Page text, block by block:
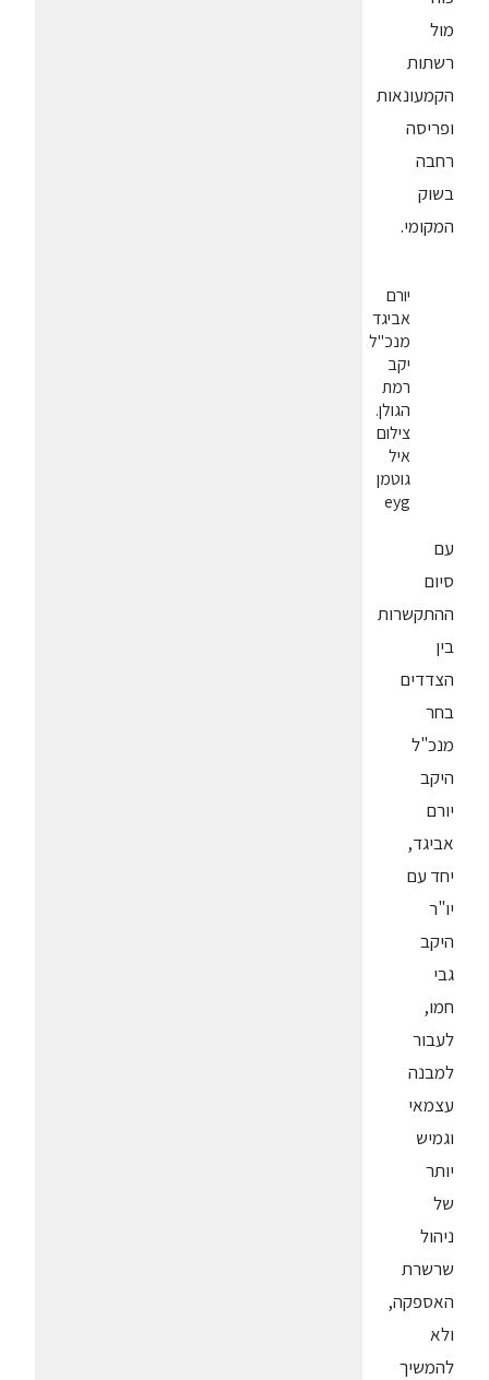
מול
רשתות
הקמעונאות
ופריסה
רחבה
בשוק
המקומי.
יורם
אביגד
מנכ"ל
יקב
רמת
הגולן.
צילום
איל
גוטמן
eyg
עם
סיום
ההתקשרות
בין
הצדדים
בחר
מנכ"ל
היקב
יורם
אביגד,
יחד עם
יו"ר
היקב
גבי
חמו,
לעבור
למבנה
עצמאי
וגמיש
יותר
של
ניהול
שרשרת
האספקה,
ולא
להמשיך